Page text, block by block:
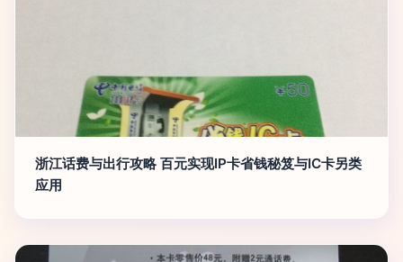
浙江话费与出行攻略 百元实现IP卡省钱秘笈与IC卡另类
应用